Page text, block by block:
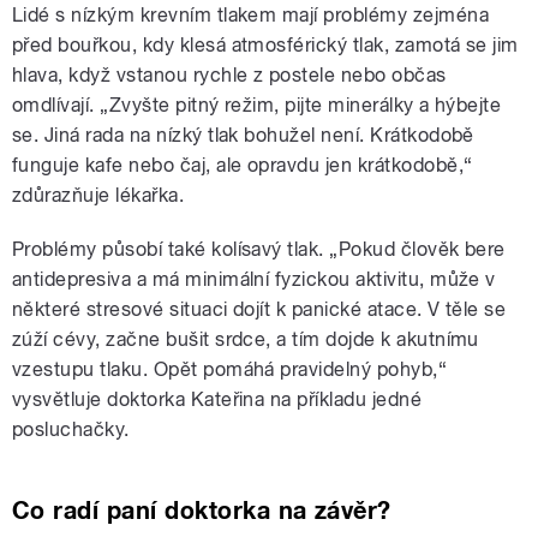
Lidé s nízkým krevním tlakem mají problémy zejména
před bouřkou, kdy klesá atmosférický tlak, zamotá se jim
hlava, když vstanou rychle z postele nebo občas
omdlívají. „Zvyšte pitný režim, pijte minerálky a hýbejte
se. Jiná rada na nízký tlak bohužel není. Krátkodobě
funguje kafe nebo čaj, ale opravdu jen krátkodobě,“
zdůrazňuje lékařka.
Problémy působí také kolísavý tlak. „Pokud člověk bere
antidepresiva a má minimální fyzickou aktivitu, může v
některé stresové situaci dojít k panické atace. V těle se
zúží cévy, začne bušit srdce, a tím dojde k akutnímu
vzestupu tlaku. Opět pomáhá pravidelný pohyb,“
vysvětluje doktorka Kateřina na příkladu jedné
posluchačky.
Co radí paní doktorka na závěr?